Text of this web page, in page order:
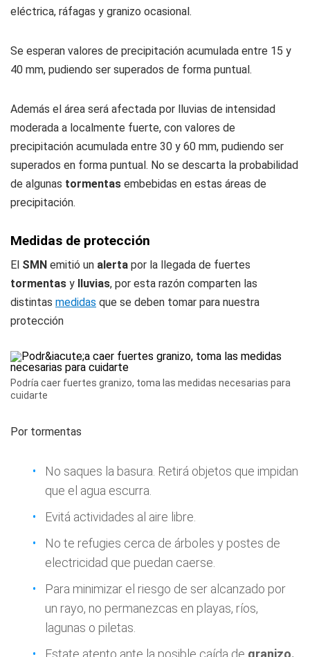
eléctrica, ráfagas y granizo ocasional.
Se esperan valores de precipitación acumulada entre 15 y
40 mm, pudiendo ser superados de forma puntual.
Además el área será afectada por lluvias de intensidad
moderada a localmente fuerte, con valores de
precipitación acumulada entre 30 y 60 mm, pudiendo ser
superados en forma puntual. No se descarta la probabilidad
de algunas tormentas embebidas en estas áreas de
precipitación.
Medidas de protección
El SMN emitió un alerta por la llegada de fuertes
tormentas y lluvias, por esta razón comparten las
distintas medidas que se deben tomar para nuestra
protección
Podría caer fuertes granizo, toma las medidas necesarias para
cuidarte
Por tormentas
No saques la basura. Retirá objetos que impidan
que el agua escurra.
Evitá actividades al aire libre.
No te refugies cerca de árboles y postes de
electricidad que puedan caerse.
Para minimizar el riesgo de ser alcanzado por
un rayo, no permanezcas en playas, ríos,
lagunas o piletas.
Estate atento ante la posible caída de granizo.